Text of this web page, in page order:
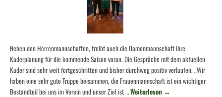
Neben den Herrenmannschaften, treibt auch die Damenmannschaft ihre
Kaderplanung für die kommende Saison voran. Die Gespräche mit dem aktuellen
Kader sind sehr weit fortgeschritten und bisher durchweg positiv verlaufen. „Wir
haben eine sehr gute Truppe beisammen, die Frauenmannschaft ist ein wichtiger
Bestandteil bei uns im Verein und unser Ziel ist …Weiterlesen →